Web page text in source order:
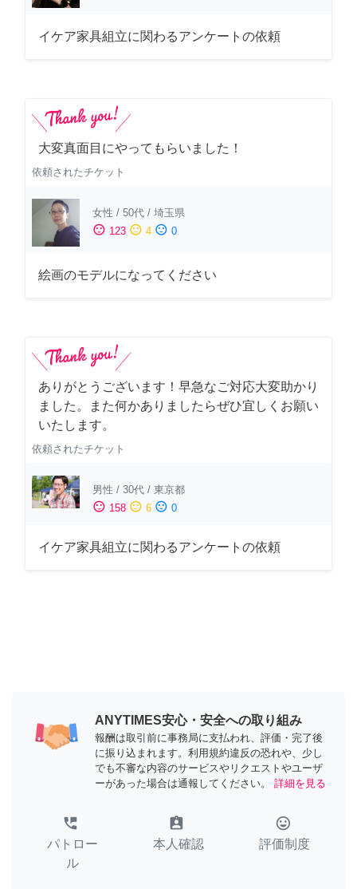
イケア家具組立に関わるアンケートの依頼
大変真面目にやってもらいました！
依頼されたチケット
女性 / 50代 / 埼玉県
sentiment_satisfied 123 sentiment_neutral 4 sentiment_dissatisfied 0
絵画のモデルになってください
ありがとうございます！早急なご対応大変助かり
ました。また何かありましたらぜひ宜しくお願い
いたします。
依頼されたチケット
男性 / 30代 / 東京都
sentiment_satisfied 158 sentiment_neutral 6 sentiment_dissatisfied 0
イケア家具組立に関わるアンケートの依頼
ANYTIMES安心・安全への取り組み
報酬は取引前に事務局に支払われ、評価・完了後
に振り込まれます。利用規約違反の恐れや、少し
でも不審な内容のサービスやリクエストやユーザ
ーがあった場合は通報してください。
詳細を見る
perm_phone_msg
パトロー
ル
assignment_ind
本人確認
tag_faces
評価制度